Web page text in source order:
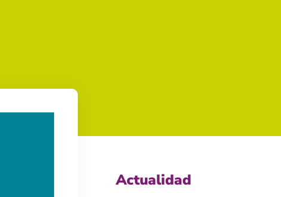
Actualidad